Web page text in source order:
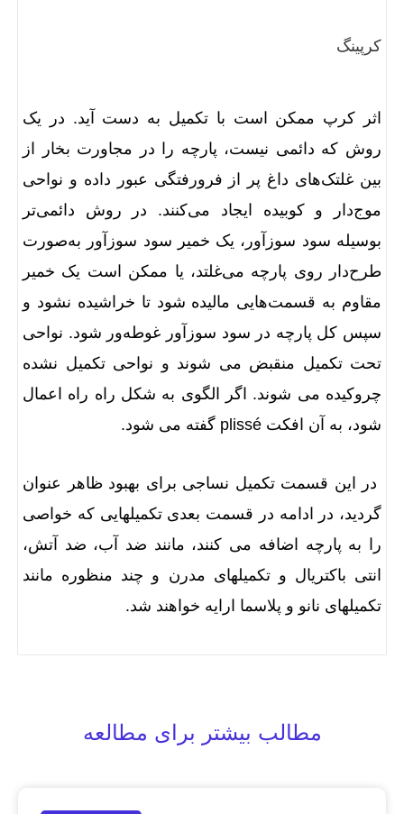
کرپینگ
اثر کرپ ممکن است با تکمیل به دست آید. در یک
روش که دائمی نیست، پارچه را در مجاورت بخار از
بین غلتک‌های داغ پر از فرورفتگی عبور داده و نواحی
موج‌دار و کوبیده ایجاد می‌کنند. در روش دائمی‌تر
بوسیله سود سوزآور، یک خمیر سود سوزآور به‌صورت
طرح‌دار روی پارچه می‌غلتد، یا ممکن است یک خمیر
مقاوم به قسمت‌هایی مالیده شود تا خراشیده نشود و
سپس کل پارچه در سود سوزآور غوطه‌ور شود. نواحی
تحت تکمیل منقبض می شوند و نواحی تکمیل نشده
چروکیده می شوند. اگر الگوی به شکل راه راه اعمال
شود، به آن افکت plissé گفته می شود.
در این قسمت تکمیل نساجی برای بهبود ظاهر عنوان
گردید، در ادامه در قسمت بعدی تکمیلهایی که خواصی
را به پارچه اضافه می کنند، مانند ضد آب، ضد آتش،
انتی باکتریال و تکمیلهای مدرن و چند منظوره مانند
تکمیلهای نانو و پلاسما ارایه خواهند شد.
مطالب بیشتر برای مطالعه